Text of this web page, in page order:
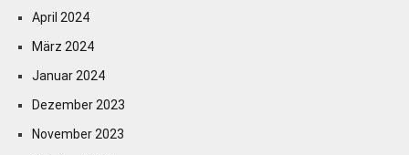
April 2024
März 2024
Januar 2024
Dezember 2023
November 2023